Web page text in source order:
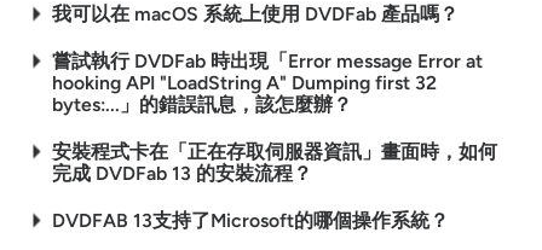
我可以在 macOS 系統上使用 DVDFab 產品嗎？
嘗試執行 DVDFab 時出現「Error message Error at
hooking API "LoadString A" Dumping first 32
bytes:...」的錯誤訊息，該怎麼辦？
安裝程式卡在「正在存取伺服器資訊」畫面時，如何
完成 DVDFab 13 的安裝流程？
DVDFAB 13支持了Microsoft的哪個操作系統？